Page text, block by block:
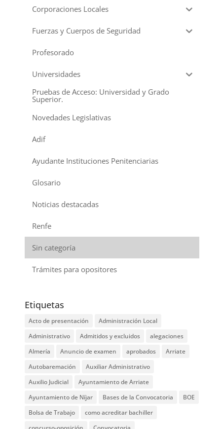
Corporaciones Locales
Fuerzas y Cuerpos de Seguridad
Profesorado
Universidades
Pruebas de Acceso: Universidad y Grado
Superior.
Novedades Legislativas
Adif
Ayudante Instituciones Penitenciarias
Glosario
Noticias destacadas
Renfe
Sin categoría
Trámites para opositores
Etiquetas
Acto de presentación
Administración Local
Administrativo
Admitidos y excluidos
alegaciones
Almería
Anuncio de examen aprobados
Arriate
Autobaremación
Auxiliar Administrativo
Auxilio Judicial
Ayuntamiento de Arriate
Ayuntamiento de Níjar
Bases de la Convocatoria
BOE
Bolsa de Trabajo
como acreditar bachiller